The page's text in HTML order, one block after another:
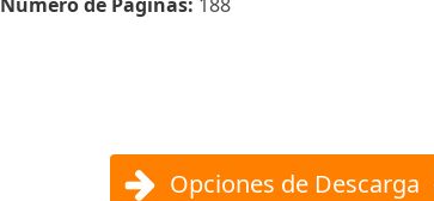
Opciones de Descarga